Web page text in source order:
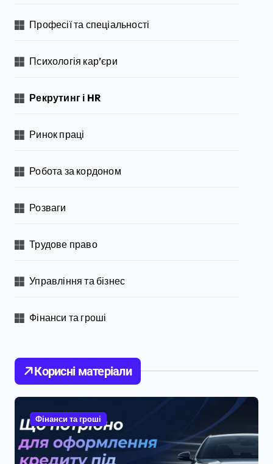
Професії та спеціальності
Психологія кар’єри
Рекрутинг і HR
Ринок праці
Робота за кордоном
Розваги
Трудове право
Управління та бізнес
Фінанси та гроші
Корисні матеріали
Фінанси та гроші